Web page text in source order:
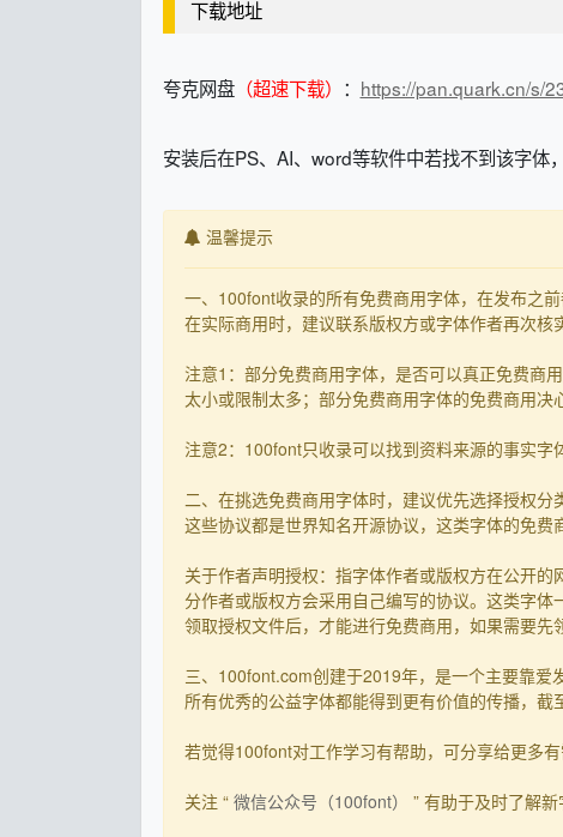
下载地址
夸克网盘（超速下载） ： https://pan.quark.cn/s/
安装后在PS、AI、word等软件中若找不到该字体
温馨提示
一、100font收录的所有免费商用字体，在发布之
在实际商用时，建议联系版权方或字体作者再次核
注意1：部分免费商用字体，是否可以真正免费商
太小或限制太多；部分免费商用字体的免费商用决
注意2：100font只收录可以找到资料来源的事实字
二、在挑选免费商用字体时，建议优先选择授权分
这些协议都是世界知名开源协议，这类字体的免
关于作者声明授权：指字体作者或版权方在公开
分作者或版权方会采用自己编写的协议。这类字
领取授权文件后，才能进行免费商用，如果需要
三、100font.com创建于2019年，是一个主要靠
所有优秀的公益字体都能得到更有价值的传播，
若觉得100font对工作学习有帮助，可分享给更多
关注 “ 微信公众号（100font） ” 有助于及时了解